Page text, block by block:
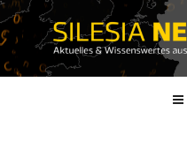
Zum
Inhalt
springen